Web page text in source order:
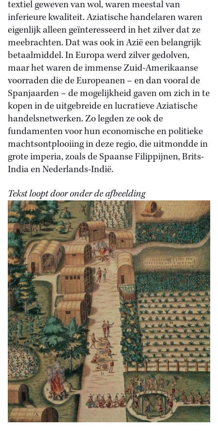
textiel geweven van wol, waren meestal van
inferieure kwaliteit. Aziatische handelaren waren
eigenlijk alleen geïnteresseerd in het zilver dat ze
meebrachten. Dat was ook in Azië een belangrijk
betaalmiddel. In Europa werd zilver gedolven,
maar het waren de immense Zuid-Amerikaanse
voorraden die de Europeanen – en dan vooral de
Spanjaarden – de mogelijkheid gaven om zich in te
kopen in de uitgebreide en lucratieve Aziatische
handelsnetwerken. Zo legden ze ook de
fundamenten voor hun economische en politieke
machtsontplooiing in deze regio, die uitmondde in
grote imperia, zoals de Spaanse Filippijnen, Brits-
India en Nederlands-Indië.
Tekst loopt door onder de afbeelding